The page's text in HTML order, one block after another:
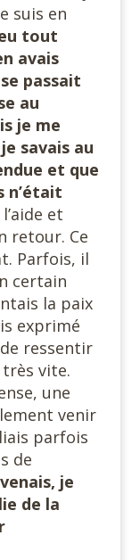
suis en
tout
avais
passait
au
je me
savais au
et que
n’était
et
retour. Ce
Parfois, il
certain
la paix
exprimé
ressentir
vite.
une
venir
parfois
de
je
de la